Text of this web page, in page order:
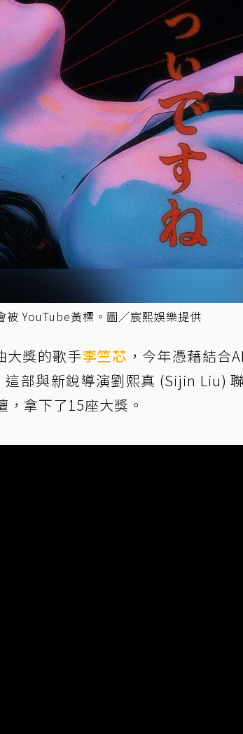
被 YouTube黃標。圖／宸熙娛樂提供
大獎的歌手李竺芯 ，今年憑藉結合
這部與新銳導演劉熙真 (Sijin Liu)
拿下了15座大獎。